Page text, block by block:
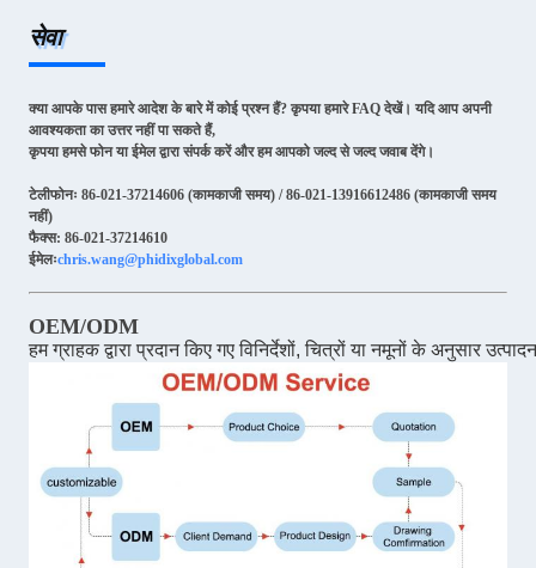
सेवा
क्या आपके पास हमारे आदेश के बारे में कोई प्रश्न हैं? कृपया हमारे FAQ देखें। यदि आप अपनी
आवश्यकता का उत्तर नहीं पा सकते हैं,
कृपया हमसे फोन या ईमेल द्वारा संपर्क करें और हम आपको जल्द से जल्द जवाब देंगे।
टेलीफोनः 86-021-37214606 (कामकाजी समय) / 86-021-13916612486 (कामकाजी समय
नहीं)
फैक्स: 86-021-37214610
ईमेलःchris.wang@phidixglobal.com
OEM/ODM
हम ग्राहक द्वारा प्रदान किए गए विनिर्देशों, चित्रों या नमूनों के अनुसार